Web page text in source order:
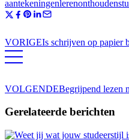
aantekeningenlerenonthouden
VORIGEIs schrijven op papier
VOLGENDEBegrijpend lezen
Gerelateerde berichten